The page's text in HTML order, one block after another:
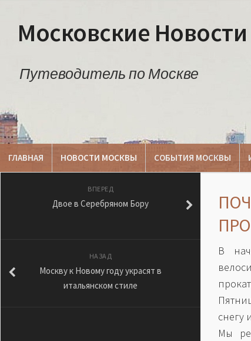
Московские Новости
Путеводитель по Москве
ГЛАВНАЯ НОВОСТИ МОСКВЫ СОБЫТИЯ МОСКВЫ
В
снегу
Мы
ВПЕРЕД
Двое в Серебряном Бору
НАЗАД
Москву к Новому году украсят в
итальянском стиле